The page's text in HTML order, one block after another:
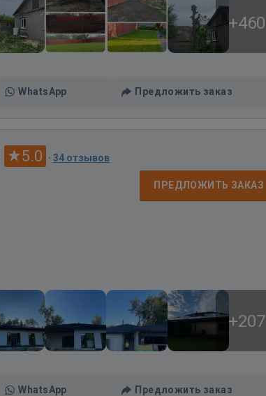
+460
WhatsApp Предложить заказ
5.0 · 34 отзывов
ПРЕДЛОЖИТЬ ЗАКАЗ
+207
WhatsApp Предложить заказ